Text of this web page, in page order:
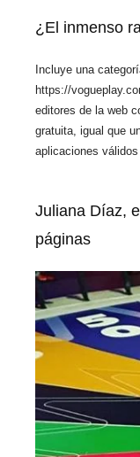
¿El inmenso
Incluye una
https://
editores de la web
gratuita, igual que
aplicaciones
Juliana Díaz,
páginas